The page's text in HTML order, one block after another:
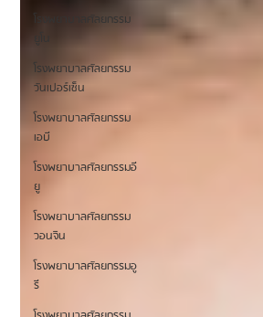
โรงพยาบาลศัลยกรรม
โรงพยาบาลศัลยกรรม
วันเปอร์เซ็น
โรงพยาบาลศัลยกรรม
เอบี
โรงพยาบาลศัลยกรรมอี
ยู
โรงพยาบาลศัลยกรรม
วอนจิน
โรงพยาบาลศัลยกรรมอู
รี